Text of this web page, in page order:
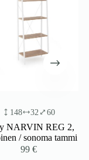
148 32 60
REG 2,
/ sonoma tammi
99€